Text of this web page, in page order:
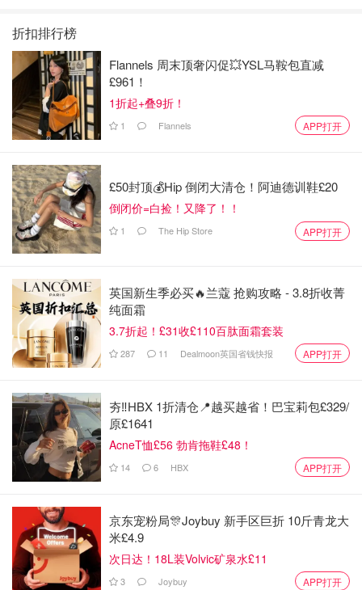
折扣排行榜
Flannels 周末顶奢闪促💥YSL马鞍包直减
£961！
1折起+叠9折！
1 Flannels APP打开
£50封顶💰Hip 倒闭大清仓！阿迪德训鞋£20
倒闭价=白捡！又降了！！
1 The Hip Store APP打开
英国新生季必买🔥兰蔻 抢购攻略 - 3.8折收菁
纯面霜
3.7折起！£31收£110百肽面霜套装
287 11 Dealmoon英国省钱快报 APP打开
夯‼️HBX 1折清仓📍越买越省！巴宝莉包£329/
原£1641
AcneT恤£56 勃肯拖鞋£48！
14 6 HBX APP打开
京东宠粉局🎊Joybuy 新手区巨折 10斤青龙大
米£4.9
次日达！18L装Volvic矿泉水£11
3 Joybuy APP打开